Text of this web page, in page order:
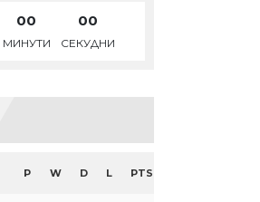
00
МИНУТИ
00
СЕКУДНИ
P W D L PTS